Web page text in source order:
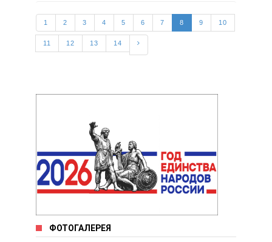
1 2 3 4 5 6 7 8 9 10
11 12 13 14
ФОТОГАЛЕРЕЯ